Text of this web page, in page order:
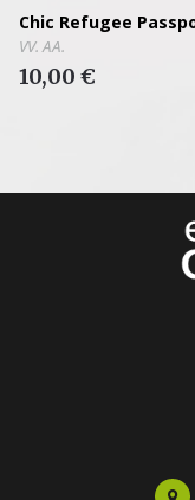
Chic Refugee
VV. AA.
10,00 €